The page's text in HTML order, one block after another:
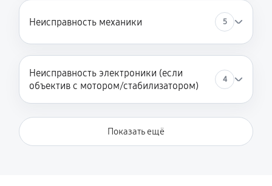
Неисправность механики 5
Неисправность электроники (если
объектив с мотором/стабилизатором)
4
Показать ещё